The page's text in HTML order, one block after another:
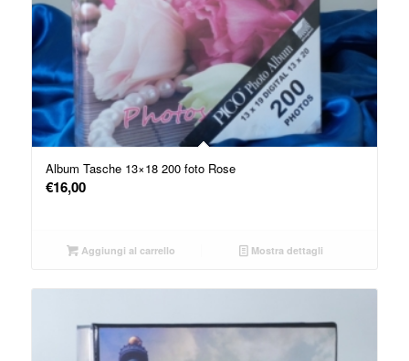
Album Tasche 13×18 200 foto Rose
€16,00
Aggiungi al carrello Mostra dettagli